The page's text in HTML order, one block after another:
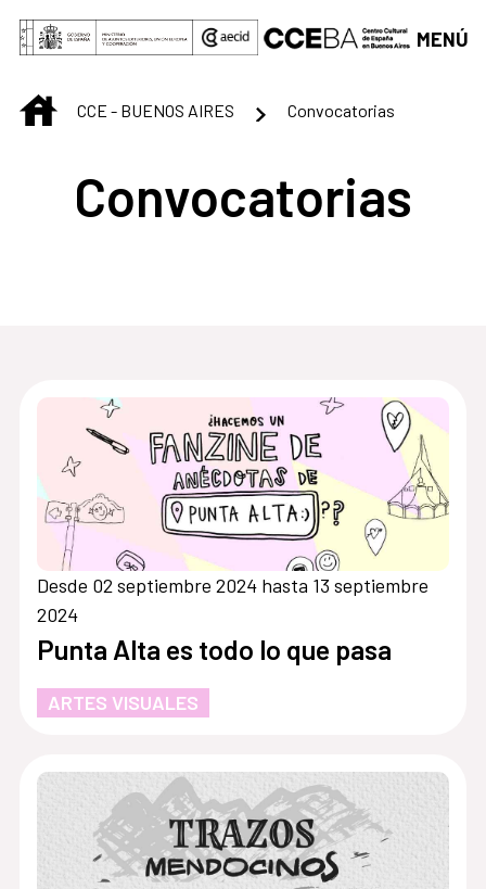
Saltar al contenido principal
MENÚ
INICIOCCE - BUENOS AIRES Convocatorias
Convocatorias
Desde 02 septiembre 2024 hasta 13 septiembre
2024
Punta Alta es todo lo que pasa
ARTES VISUALES